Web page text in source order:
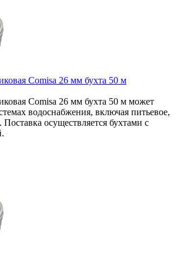
Comisa 26 мм бухта 50 м
Comisa 26 мм бухта 50 м может
водоснабжения, включая питьевое,
Поставка осуществляется бухтами с